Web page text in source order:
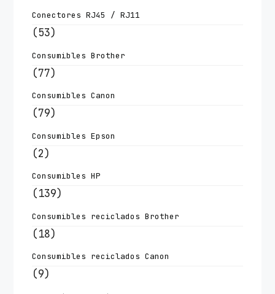
Conectores RJ45 / RJ11
(53)
Consumibles Brother
(77)
Consumibles Canon
(79)
Consumibles Epson
(2)
Consumibles HP
(139)
Consumibles reciclados Brother
(18)
Consumibles reciclados Canon
(9)